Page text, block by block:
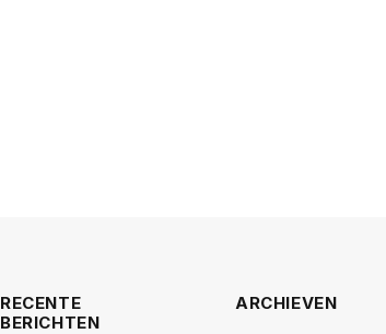
RECENTE
BERICHTEN
ARCHIEVEN